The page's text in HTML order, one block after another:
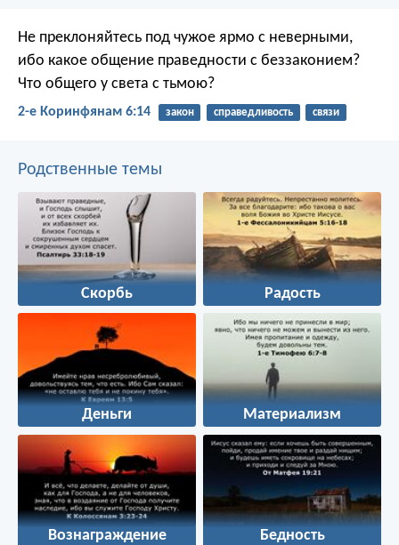
Не преклоняйтесь под чужое ярмо с неверными,
ибо какое общение праведности с беззаконием?
Что общего у света с тьмою?
2-е Коринфянам 6:14 закон справедливость связи
Родственные темы
Скорбь Радость
Деньги Материализм
Вознаграждение Бедность